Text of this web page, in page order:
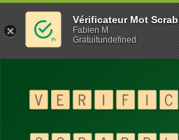
Vérificateur Mot
Fabien M
Gratuitundefined